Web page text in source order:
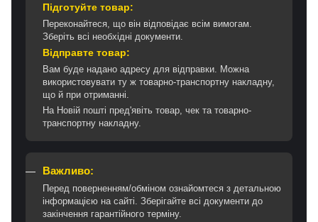
Підготуйте товар:
Переконайтеся, що він відповідає всім вимогам.
Зберіть всі необхідні документи.
Відправте товар:
Вам буде надано адресу для відправки. Можна
використовувати ту ж товарно-транспортну накладну,
що й при отриманні.
На Новій пошті пред'явіть товар, чек та товарно-
транспортну накладну.
Важливо:
Перед поверненням/обміном ознайомтеся з детальною
інформацією на сайті. Зберігайте всі документи до
закінчення гарантійного терміну.